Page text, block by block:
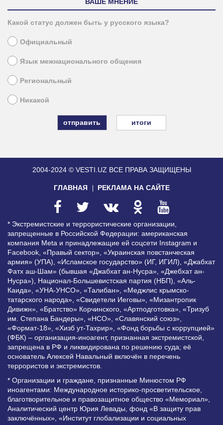
Какой статус должен быть у русского языка?
Официальный
Язык межнационального общения
Региональный
Никакой
итоги
2004-2024 © VESTI.UZ ВСЕ ПРАВА ЗАЩИЩЕНЫ
ГЛАВНАЯ РЕКЛАМА НА САЙТЕ
* Экстремистские и террористические организации,
запрещенные в Российской Федерации: американская
компания Meta и принадлежащие ей соцсети Instagram и
Facebook, «Правый сектор», «Украинская повстанческая
армия» (УПА), «Исламское государство» (ИГ, ИГИЛ), «Джабхат
Фатх аш-Шам» (бывшая «Джабхат ан-Нусра», «Джебхат ан-
Нусра»), Национал-Большевистская партия (НБП), «Аль-
Каида», «УНА-УНСО», «Талибан», «Меджлис крымско-
татарского народа», «Свидетели Иеговы», «Мизантропик
Дивижн», «Братство» Корчинского, «Артподготовка», «Тризуб
им. Степана Бандеры», «НСО», «Славянский союз»,
«Формат-18», «Хизб ут-Тахрир», «Фонд борьбы с коррупцией»
(ФБК) – организация-иноагент, признанная экстремистской,
запрещена в РФ и ликвидирована по решению суда; её
основатель Алексей Навальный включён в перечень
террористов и экстремистов.
* Организации и граждане, признанные Минюстом РФ
иноагентами: Международное историко-просветительское,
благотворительное и правозащитное общество «Мемориал»,
Аналитический центр Юрия Левады, фонд «В защиту прав
заключённых», «Институт глобализации и социальных